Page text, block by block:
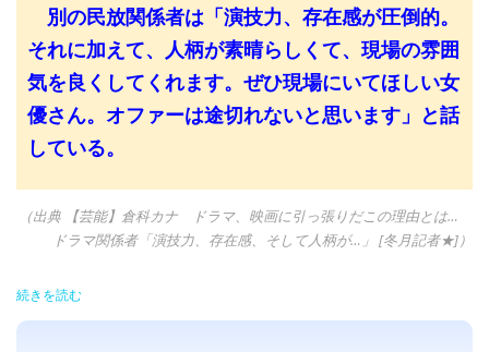
別の民放関係者は「演技力、存在感が圧倒的。
それに加えて、人柄が素晴らしくて、現場の雰囲
気を良くしてくれます。ぜひ現場にいてほしい女
優さん。オファーは途切れないと思います」と話
している。
（出典 【芸能】倉科カナ ドラマ、映画に引っ張りだこの理由とは…
ドラマ関係者「演技力、存在感、そして人柄が…」 [冬月記者★]）
続きを読む